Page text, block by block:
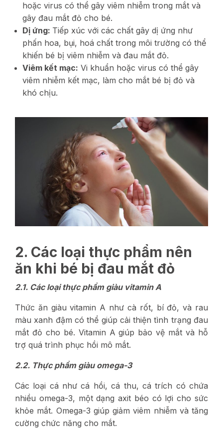
hoặc virus có thể gây viêm nhiễm trong mắt và
gây đau mắt đỏ cho bé.
Dị ứng: Tiếp xúc với các chất gây dị ứng như
phấn hoa, bụi, hoá chất trong môi trường có thể
khiến bé bị viêm nhiễm và đau mắt đỏ.
Viêm kết mạc: Vi khuẩn hoặc virus có thể gây
viêm nhiễm kết mạc, làm cho mắt bé bị đỏ và
khó chịu.
2. Các loại thực phẩm nên
ăn khi bé bị đau mắt đỏ
2.1. Các loại thực phẩm giàu vitamin A
Thức ăn giàu vitamin A như cà rốt, bí đỏ, và rau
màu xanh đậm có thể giúp cải thiện tình trạng đau
mắt đỏ cho bé. Vitamin A giúp bảo vệ mắt và hỗ
trợ quá trình phục hồi mô mắt.
2.2. Thực phẩm giàu omega-3
Các loại cá như cá hồi, cá thu, cá trích có chứa
nhiều omega-3, một dạng axit béo có lợi cho sức
khỏe mắt. Omega-3 giúp giảm viêm nhiễm và tăng
cường chức năng cho mắt.